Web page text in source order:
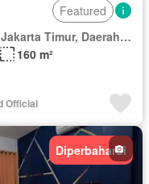
Featured
RW 12, Kayu Putih, Pulo Gadung, Jakarta Timur, Daerah Khusus Ibukota Jakarta
160 m²
Official
Diperbaharui